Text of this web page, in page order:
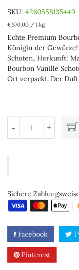
SKU: 4260558135449
€370,00 / 1 kg
Echte Premium
Königin der
Schoten, Herkunft:
Bourbon Vanille
Ort verpackt. Der
- +
Sichere
Facebook
Pinterest